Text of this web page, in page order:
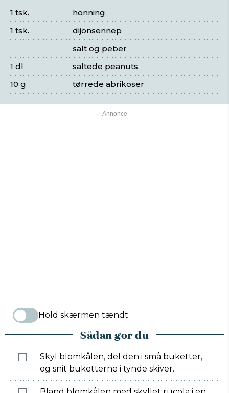
honning
1 tsk.
dijonsennep
1 tsk.
salt og peber
saltede peanuts
1 dl
tørrede abrikoser
10 g
Hold skærmen tændt
Sådan gør du
Skyl blomkålen, del den i små buketter,
og snit buketterne i tynde skiver.